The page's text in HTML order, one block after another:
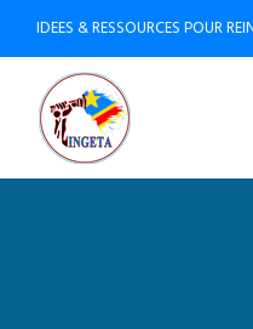
IDEES & RESSOURCES POUR